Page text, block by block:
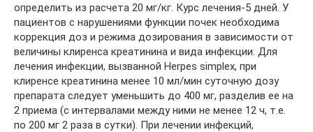
определить из расчета 20 мг/кг. Курс лечения-5 дней. У
пациентов с нарушениями функции почек необходима
коррекция доз и режима дозирования в зависимости от
величины клиренса креатинина и вида инфекции. Для
лечения инфекции, вызванной Herpes simplex, при
клиренсе креатинина менее 10 мл/мин суточную дозу
препарата следует уменьшить до 400 мг, разделив ее на
2 приема (с интервалами между ними не менее 12 ч, т.е.
по 200 мг 2 раза в сутки). При лечении инфекций,